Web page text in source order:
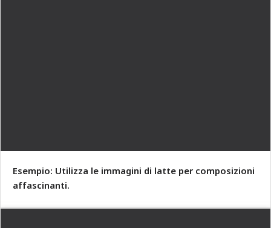
Esempio: Utilizza le immagini di latte per composizioni
affascinanti.